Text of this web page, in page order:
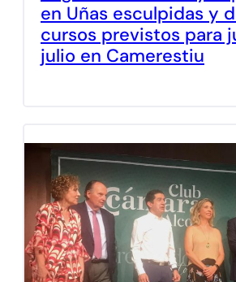
en Uñas esculpidas y
cursos previstos para
julio en Camerestiu